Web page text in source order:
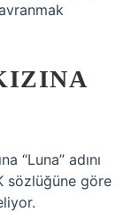
“Luna” adını
sözlüğüne göre